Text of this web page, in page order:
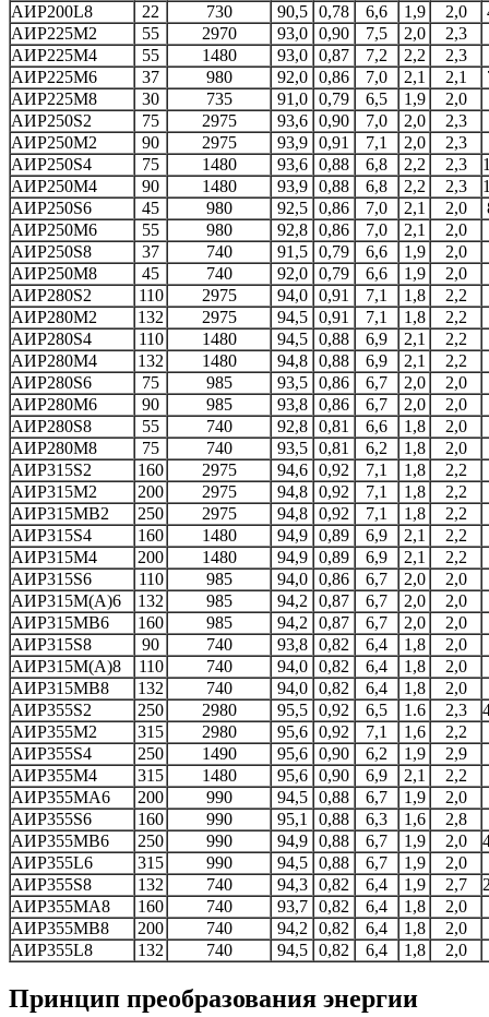
АИР200L8
22 730 90,5 0,78 6,6 1,9 2,0
АИР225M2
55 2970 93,0 0,90 7,5 2,0
2,3
АИР225M4
55 1480 93,0 0,87 7,2 2,2
2,3
АИР225M6
37 980 92,0 0,86 7,0 2,1 2,1
АИР225M8
30 735 91,0 0,79 6,5 1,9
2,0
АИР250S2
75 2975 93,6 0,90 7,0 2,0
2,3
АИР250M2
90 2975 93,9 0,91 7,1 2,0
2,3
АИР250S4
75 1480 93,6 0,88 6,8 2,2 2,3
АИР250M4
90 1480 93,9 0,88 6,8 2,2 2,3
АИР250S6
45 980 92,5 0,86 7,0 2,1 2,0
АИР250M6
55 980 92,8 0,86 7,0 2,1
2,0
АИР250S8
37 740 91,5 0,79 6,6 1,9
2,0
АИР250M8
45 740 92,0 0,79 6,6 1,9
2,0
АИР280S2
110 2975 94,0 0,91 7,1 1,8
2,2
АИР280M2
132 2975 94,5 0,91 7,1 1,8
2,2
АИР280S4
110 1480 94,5 0,88 6,9 2,1
2,2
АИР280M4
132 1480 94,8 0,88 6,9 2,1
2,2
АИР280S6
75 985 93,5 0,86 6,7 2,0
2,0
АИР280M6
90 985 93,8 0,86 6,7 2,0
2,0
АИР280S8
55 740 92,8 0,81 6,6 1,8
2,0
АИР280M8
75 740 93,5 0,81 6,2 1,8
2,0
АИР315S2
160 2975 94,6 0,92 7,1 1,8
2,2
АИР315M2
200 2975 94,8 0,92 7,1 1,8
2,2
АИР315МВ2
250 2975 94,8 0,92 7,1 1,8
2,2
АИР315S4
160 1480 94,9 0,89 6,9 2,1
2,2
АИР315M4
200 1480 94,9 0,89 6,9 2,1
2,2
АИР315S6
110 985 94,0 0,86 6,7 2,0
2,0
АИР315М(А)6
132 985 94,2 0,87 6,7 2,0
2,0
АИР315MВ6
160 985 94,2 0,87 6,7 2,0
2,0
АИР315S8
90 740 93,8 0,82 6,4 1,8
2,0
АИР315М(А)8
110 740 94,0 0,82 6,4 1,8
2,0
АИР315MВ8
132 740 94,0 0,82 6,4 1,8
2,0
АИР355S2
250 2980 95,5 0,92 6,5 1.6 2,3
АИР355M2
315 2980 95,6 0,92 7,1 1,6
2,2
АИР355S4
250 1490 95,6 0,90 6,2 1,9
2,9
АИР355M4
315 1480 95,6 0,90 6,9 2,1
2,2
АИР355MА6
200 990 94,5 0,88 6,7 1,9
2,0
АИР355S6
160 990 95,1 0,88 6,3 1,6
2,8
АИР355МВ6
250 990 94,9 0,88 6,7 1,9 2,0
АИР355L6
315 990 94,5 0,88 6,7 1,9
2,0
АИР355S8
132 740 94,3 0,82 6,4 1,9 2,7
АИР355MА8
160 740 93,7 0,82 6,4 1,8
2,0
АИР355MВ8
200 740 94,2 0,82 6,4 1,8
2,0
АИР355L8
132 740 94,5 0,82 6,4 1,8 2,0
Принцип преобразования энергии